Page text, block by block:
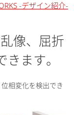
-デザイン紹介-
像、屈折
ます。
相変化を検出でき